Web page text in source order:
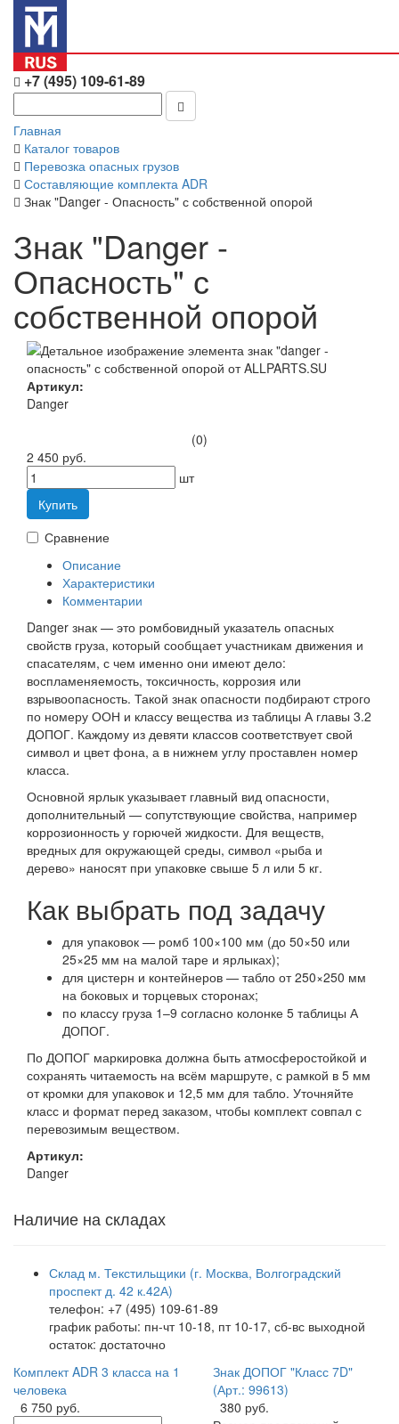
+7 (495) 109-61-89
Главная
Каталог товаров
Перевозка опасных грузов
Составляющие комплекта ADR
Знак "Danger - Опасность" с собственной опорой
Знак "Danger -
Опасность" с
собственной опорой
Артикул:
Danger
(0)
2 450 руб.
шт
Купить
Сравнение
Описание
Характеристики
Комментарии
Danger знак — это ромбовидный указатель опасных
свойств груза, который сообщает участникам движения и
спасателям, с чем именно они имеют дело:
воспламеняемость, токсичность, коррозия или
взрывоопасность. Такой знак опасности подбирают строго
по номеру ООН и классу вещества из таблицы А главы 3.2
ДОПОГ. Каждому из девяти классов соответствует свой
символ и цвет фона, а в нижнем углу проставлен номер
класса.
Основной ярлык указывает главный вид опасности,
дополнительный — сопутствующие свойства, например
коррозионность у горючей жидкости. Для веществ,
вредных для окружающей среды, символ «рыба и
дерево» наносят при упаковке свыше 5 л или 5 кг.
Как выбрать под задачу
для упаковок — ромб 100×100 мм (до 50×50 или
25×25 мм на малой таре и ярлыках);
для цистерн и контейнеров — табло от 250×250 мм
на боковых и торцевых сторонах;
по классу груза 1–9 согласно колонке 5 таблицы А
ДОПОГ.
По ДОПОГ маркировка должна быть атмосферостойкой и
сохранять читаемость на всём маршруте, с рамкой в 5 мм
от кромки для упаковок и 12,5 мм для табло. Уточняйте
класс и формат перед заказом, чтобы комплект совпал с
перевозимым веществом.
Артикул:
Danger
Наличие на складах
Склад м. Текстильщики (г. Москва, Волгоградский
проспект д. 42 к.42А)
телефон: +7 (495) 109-61-89
график работы: пн-чт 10-18, пт 10-17, сб-вс выходной
остаток: достаточно
Комплект ADR 3 класса на 1
человека
6 750 руб.
Знак ДОПОГ "Класс 7D"
(Арт.: 99613)
380 руб.